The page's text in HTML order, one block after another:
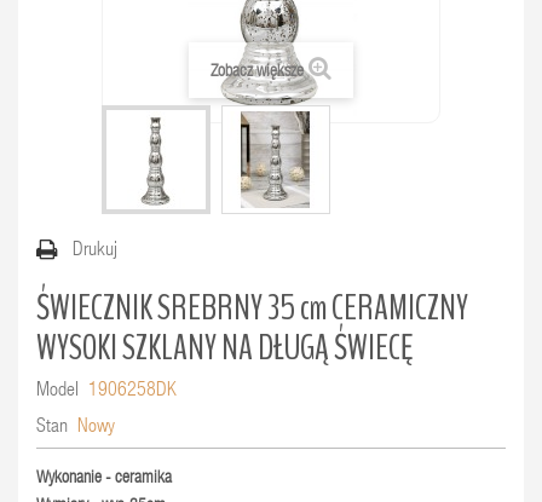
Zobacz większe
Drukuj
ŚWIECZNIK SREBRNY 35 cm CERAMICZNY
WYSOKI SZKLANY NA DŁUGĄ ŚWIECĘ
Model
1906258DK
Stan Nowy
Wykonanie - ceramika